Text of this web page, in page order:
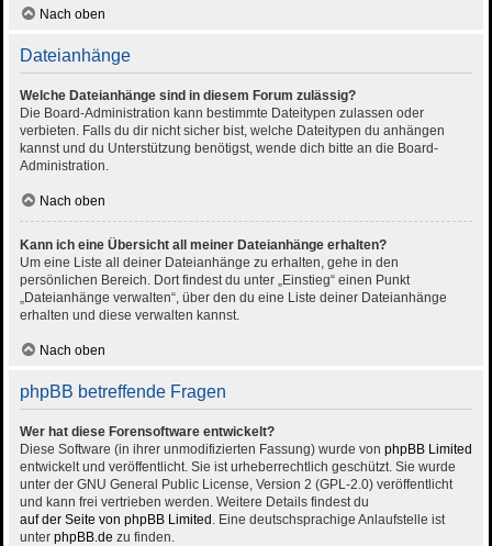
Nach oben
Dateianhänge
Welche Dateianhänge sind in diesem Forum zulässig?
Die Board-Administration kann bestimmte Dateitypen zulassen oder
verbieten. Falls du dir nicht sicher bist, welche Dateitypen du anhängen
kannst und du Unterstützung benötigst, wende dich bitte an die Board-
Administration.
Nach oben
Kann ich eine Übersicht all meiner Dateianhänge erhalten?
Um eine Liste all deiner Dateianhänge zu erhalten, gehe in den
persönlichen Bereich. Dort findest du unter „Einstieg“ einen Punkt
„Dateianhänge verwalten“, über den du eine Liste deiner Dateianhänge
erhalten und diese verwalten kannst.
Nach oben
phpBB betreffende Fragen
Wer hat diese Forensoftware entwickelt?
Diese Software (in ihrer unmodifizierten Fassung) wurde von phpBB Limited
entwickelt und veröffentlicht. Sie ist urheberrechtlich geschützt. Sie wurde
unter der GNU General Public License, Version 2 (GPL-2.0) veröffentlicht
und kann frei vertrieben werden. Weitere Details findest du
auf der Seite von phpBB Limited . Eine deutschsprachige Anlaufstelle ist
unter phpBB.de zu finden.